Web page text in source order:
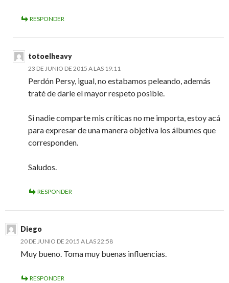
RESPONDER
totoelheavy
23 DE JUNIO DE 2015 A LAS 19:11
Perdón Persy, igual, no estabamos peleando, además
traté de darle el mayor respeto posible.
Si nadie comparte mis críticas no me importa, estoy acá
para expresar de una manera objetiva los álbumes que
corresponden.
Saludos.
RESPONDER
Diego
20 DE JUNIO DE 2015 A LAS 22:58
Muy bueno. Toma muy buenas influencias.
RESPONDER